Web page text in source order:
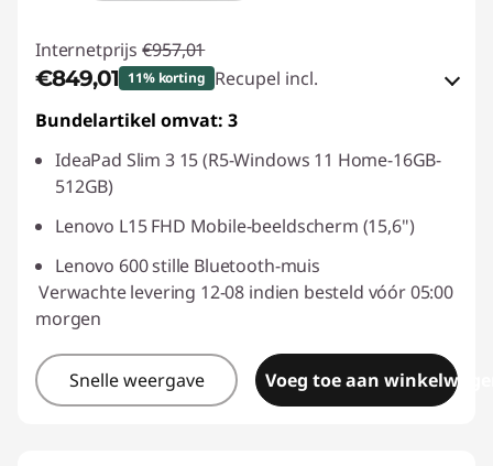
Internetprijs €957,01
€849,01 11% korting Recupel incl.
eCoupon-besparingen :
eCoupon gebruiken : SAVE2GETHER
Bundelartikel omvat: 3
IdeaPad Slim 3 15 (R5-Windows 11 Home-16GB-
512GB)
Lenovo L15 FHD Mobile-beeldscherm (15,6")
Lenovo 600 stille Bluetooth-muis
Verwachte levering 12-08 indien besteld vóór 05:00
morgen
Snelle weergave Voeg toe aan